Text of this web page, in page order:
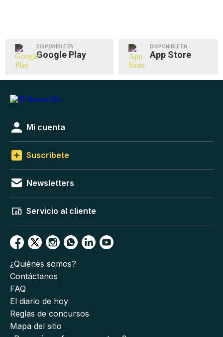
DISPONIBLE EN
Google Play
DISPONIBLE EN
App Store
Mi cuenta
Suscríbete
Newsletters
Servicio al cliente
¿Quiénes somos?
Contáctanos
FAQ
El diario de hoy
Reglas de concursos
Mapa del sitio